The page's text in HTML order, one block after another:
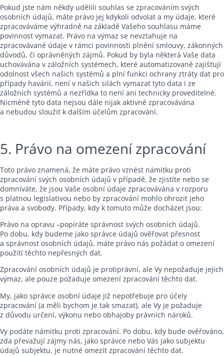
Pokud jste nám někdy udělili souhlas se zpracováním svých
osobních údajů, máte právo jej kdykoli odvolat a my údaje, které
zpracováváme výhradně na základě Vašeho souhlasu máme
povinnost vymazat. Právo na výmaz se nevztahuje na
zpracovávané údaje v rámci povinnosti plnění smlouvy, zákonných
důvodů, či oprávněných zájmů. Pokud by byla některá Vaše data
uchovávána v záložních systémech, které automatizovaně zajišťují
odolnost všech našich systémů a plní funkci ochrany ztráty dat pro
případy havárií, není v našich silách vymazat tyto data i ze
záložních systémů a nezřídka to není ani technicky proveditelné.
Nicméně tyto data nejsou dále nijak aktivně zpracovávána
a nebudou sloužit k dalším účelům zpracování.
5. Právo na omezení zpracování
Toto právo znamená, že máte právo vznést námitku proti
zpracování svých osobních údajů v případě, že zjistíte nebo se
domníváte, že jsou Vaše osobní údaje zpracovávána v rozporu
s platnou legislativou nebo by zpracování mohlo ohrozit jeho
práva a svobody. Případy, kdy k tomuto může docházet jsou:
Právo na opravu –popíráte správnost svých osobních údajů.
Po dobu, kdy budeme jako správce údajů ověřovat přesnost
a správnost osobních údajů, máte právo nás požádat o omezení
použití těchto nepřesných dat.
Zpracování osobních údajů je protiprávní, ale Vy nepožaduje jejich
výmaz, ale pouze požaduje omezení zpracování těchto dat.
My, jako správce osobní údaje již nepotřebuje pro účely
zpracování (a měli bychom je tak smazat), ale Vy je požaduje
z důvodu určení, výkonu nebo obhajoby právních nároků.
Vy podáte námitku proti zpracování. Po dobu, kdy bude ověřováno,
zda převažují zájmy nás, jako správce nebo Vás jako subjektu
údajů subjektu, je nutné omezit zpracování těchto dat.